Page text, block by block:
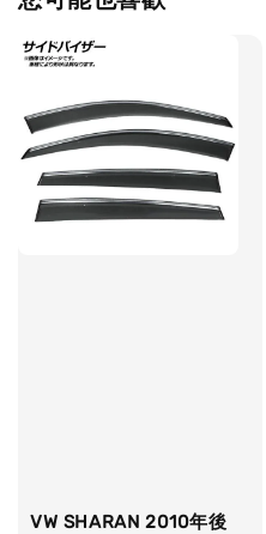
VW SHARAN 2010年後